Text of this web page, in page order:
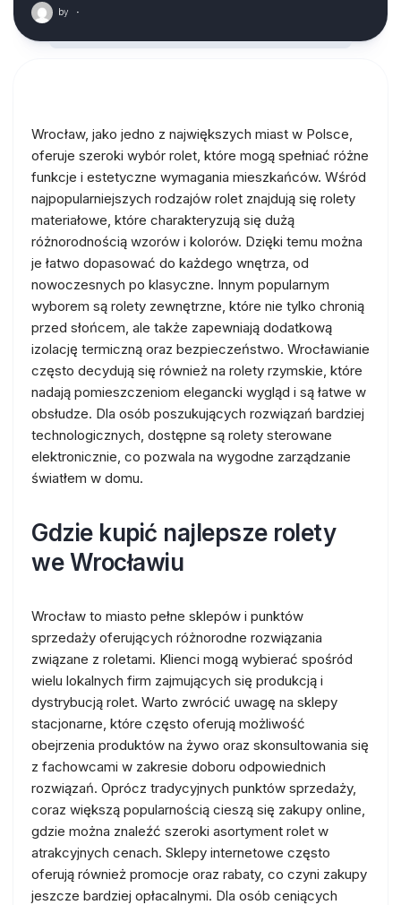
by ·
Wrocław, jako jedno z największych miast w Polsce,
oferuje szeroki wybór rolet, które mogą spełniać różne
funkcje i estetyczne wymagania mieszkańców. Wśród
najpopularniejszych rodzajów rolet znajdują się rolety
materiałowe, które charakteryzują się dużą
różnorodnością wzorów i kolorów. Dzięki temu można
je łatwo dopasować do każdego wnętrza, od
nowoczesnych po klasyczne. Innym popularnym
wyborem są rolety zewnętrzne, które nie tylko chronią
przed słońcem, ale także zapewniają dodatkową
izolację termiczną oraz bezpieczeństwo. Wrocławianie
często decydują się również na rolety rzymskie, które
nadają pomieszczeniom elegancki wygląd i są łatwe w
obsłudze. Dla osób poszukujących rozwiązań bardziej
technologicznych, dostępne są rolety sterowane
elektronicznie, co pozwala na wygodne zarządzanie
światłem w domu.
Gdzie kupić najlepsze rolety
we Wrocławiu
Wrocław to miasto pełne sklepów i punktów
sprzedaży oferujących różnorodne rozwiązania
związane z roletami. Klienci mogą wybierać spośród
wielu lokalnych firm zajmujących się produkcją i
dystrybucją rolet. Warto zwrócić uwagę na sklepy
stacjonarne, które często oferują możliwość
obejrzenia produktów na żywo oraz skonsultowania się
z fachowcami w zakresie doboru odpowiednich
rozwiązań. Oprócz tradycyjnych punktów sprzedaży,
coraz większą popularnością cieszą się zakupy online,
gdzie można znaleźć szeroki asortyment rolet w
atrakcyjnych cenach. Sklepy internetowe często
oferują również promocje oraz rabaty, co czyni zakupy
jeszcze bardziej opłacalnymi. Dla osób ceniących